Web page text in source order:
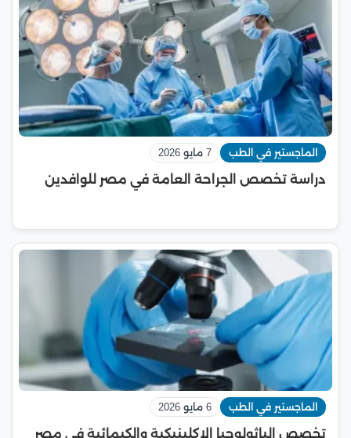
الماجستير في الطب 7 مايو 2026
دراسة تخصص الجراحة العامة في مصر للوافدين
الماجستير في الطب 6 مايو 2026
تخصص الباثولوجيا الإكلينيكية والكيمائية في مصر